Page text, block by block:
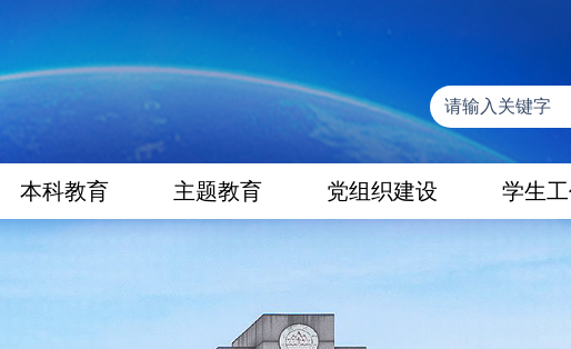
本科教育 主题教育 党组织建设 学生